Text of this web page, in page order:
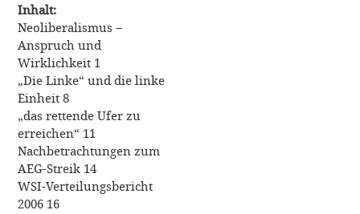
Inhalt:
Neoliberalismus –
Anspruch und
Wirklichkeit 1
„Die Linke“ und die linke
Einheit 8
„das rettende Ufer zu
erreichen“ 11
Nachbetrachtungen zum
AEG-Streik 14
WSI-Verteilungsbericht
2006 16